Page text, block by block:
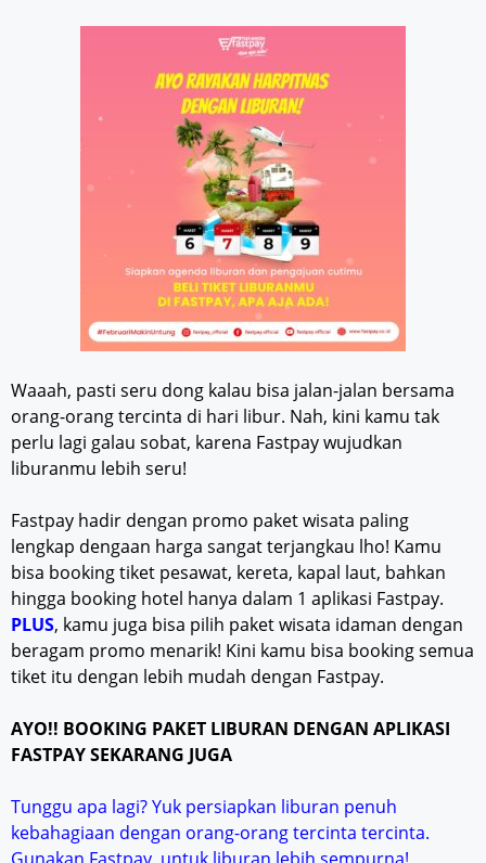
Waaah, pasti seru dong kalau bisa jalan-jalan bersama
orang-orang tercinta di hari libur. Nah, kini kamu tak
perlu lagi galau sobat, karena Fastpay wujudkan
liburanmu lebih seru!
Fastpay hadir dengan promo paket wisata paling
lengkap dengaan harga sangat terjangkau lho! Kamu
bisa booking tiket pesawat, kereta, kapal laut, bahkan
hingga booking hotel hanya dalam 1 aplikasi Fastpay.
PLUS, kamu juga bisa pilih paket wisata idaman dengan
beragam promo menarik! Kini kamu bisa booking semua
tiket itu dengan lebih mudah dengan Fastpay.
AYO!! BOOKING PAKET LIBURAN DENGAN APLIKASI
FASTPAY SEKARANG JUGA
Tunggu apa lagi? Yuk persiapkan liburan penuh
kebahagiaan dengan orang-orang tercinta tercinta.